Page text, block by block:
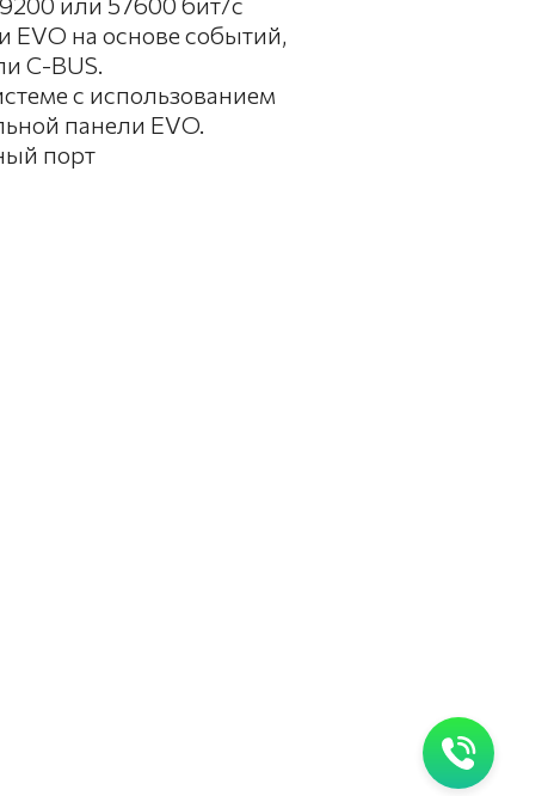
EVO на основе событий,
C-BUS.
с использованием
панели EVO.
порт